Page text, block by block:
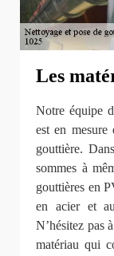
Les
Notre équipe
est en mesure
gouttière.
sommes à
gouttières en
en acier et
N’hésitez pas
matériau qui